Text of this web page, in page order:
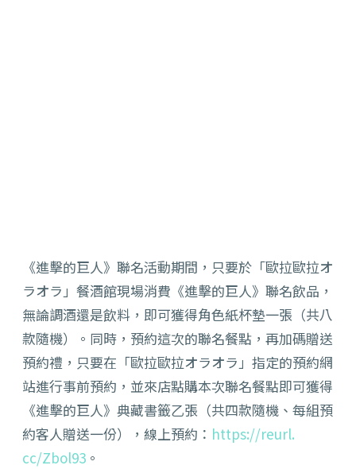
《進擊的巨人》聯名活動期間，只要於「歐拉歐拉オ
ラオラ」餐酒館現場消費《進擊的巨人》聯名飲品，
無論調酒還是飲料， 即可獲得角色紙杯墊一張（共八
款隨機）。同時， 預約這次的聯名餐點，再加碼贈送
預約禮，只要在「歐拉歐拉オラオラ」指定的預約網
站進行事前預約， 並來店點購本次聯名餐點即可獲得
《進擊的巨人》典藏書籤乙張（共四款隨機、每組預
約客人贈送一份），線上預約： https://reurl.
cc/Zbol93 。